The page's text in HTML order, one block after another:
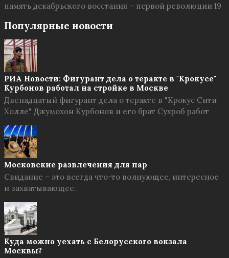
память декабрьского восстания – первой революции 19
Популярные новости
РИА Новости: Фигурант дела о теракте в "Крокусе"
Курбонов работал на стройке в Москве
Двенадцатый фигурант дела о теракте в "Крокус Сити
Холле" Джумохон Курбонов и его брат Сухроб работ
Московские развлечения для пар
Свидание – это всегда что-то волнующее, интересное
и захватывающее.
Куда можно уехать с Белорусского вокзала
Москвы?